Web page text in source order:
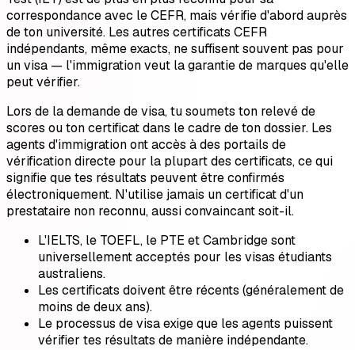
correspondance avec le CEFR, mais vérifie d'abord auprès
de ton université. Les autres certificats CEFR
indépendants, même exacts, ne suffisent souvent pas pour
un visa — l'immigration veut la garantie de marques qu'elle
peut vérifier.
Lors de la demande de visa, tu soumets ton relevé de
scores ou ton certificat dans le cadre de ton dossier. Les
agents d'immigration ont accès à des portails de
vérification directe pour la plupart des certificats, ce qui
signifie que tes résultats peuvent être confirmés
électroniquement. N'utilise jamais un certificat d'un
prestataire non reconnu, aussi convaincant soit-il.
L'IELTS, le TOEFL, le PTE et Cambridge sont
universellement acceptés pour les visas étudiants
australiens.
Les certificats doivent être récents (généralement de
moins de deux ans).
Le processus de visa exige que les agents puissent
vérifier tes résultats de manière indépendante.